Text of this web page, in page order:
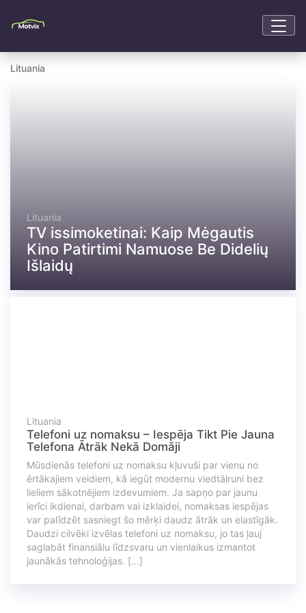
Lituania
Lituania
TV issimoketinai: Kaip Mėgautis
Kino Patirtimi Namuose Be Didelių
Išlaidų
Lituania
Telefoni uz nomaksu – Iespēja Tikt Pie Jauna
Telefona Ātrāk Nekā Domāji
Mūsdienās telefoni uz nomaksu kļuvuši par vienu no
ērtākajiem veidiem, kā iegūt modernu viedtālruni bez
lieliem sākotnējiem izdevumiem. Ja sapņo par jaunu
ierīci ikdienai, darbam vai izklaidei, nomaksas iespējas
var palīdzēt sasniegt šo mērķi daudz ātrāk un elastīgāk.
Daudzi cilvēki izvēlas telefoni uz nomaksu, jo tas ļauj
saglabāt finansiālu līdzsvaru un vienlaikus izmantot
jaunākās tehnoloģijas. […]